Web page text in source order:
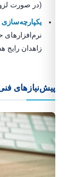
(در صورت
زاهدان رایج
پیش‌نیازهای